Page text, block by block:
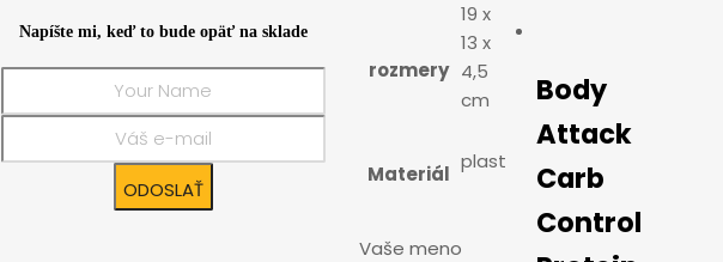
Napíšte mi, keď to bude opäť na sklade
rozmery
19 x
13 x
4,5
cm
Materiál
plast
Vaše meno
Body
Attack
Carb
Control